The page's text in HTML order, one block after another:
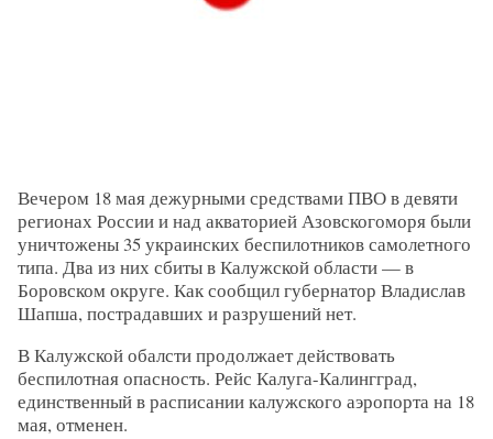
Вечером 18 мая дежурными средствами ПВО в девяти
регионах России и над акваторией Азовскогоморя были
уничтожены 35 украинских беспилотников самолетного
типа. Два из них сбиты в Калужской области — в
Боровском округе. Как сообщил губернатор Владислав
Шапша, пострадавших и разрушений нет.
В Калужской обалсти продолжает действовать
беспилотная опасность. Рейс Калуга-Калингград,
единственный в расписании калужского аэропорта на 18
мая, отменен.